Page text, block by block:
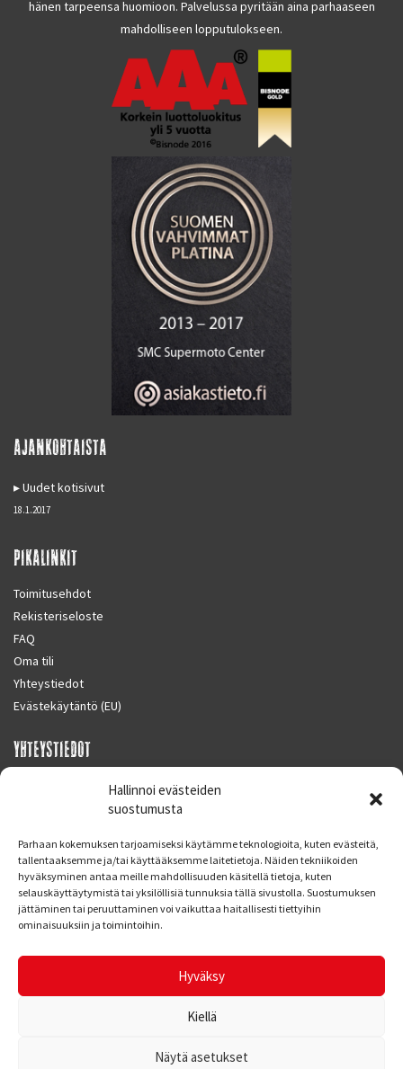
Hallinnoi evästeiden
suostumusta
Parhaan kokemuksen tarjoamiseksi käytämme teknologioita, kuten evästeitä,
tallentaaksemme ja/tai käyttääksemme laitetietoja. Näiden tekniikoiden
hyväksyminen antaa meille mahdollisuuden käsitellä tietoja, kuten
selauskäyttäytymistä tai yksilöllisiä tunnuksia tällä sivustolla. Suostumuksen
jättäminen tai peruuttaminen voi vaikuttaa haitallisesti tiettyihin
ominaisuuksiin ja toimintoihin.
Hyväksy
Kiellä
Näytä asetukset
hänen tarpeensa huomioon. Palvelussa pyritään aina parhaaseen
mahdolliseen lopputulokseen.
AJANKOHTAISTA
Uudet kotisivut
18.1.2017
PIKALINKIT
Toimitusehdot
Rekisteriseloste
FAQ
Oma tili
Yhteystiedot
Evästekäytäntö (EU)
YHTEYSTIEDOT
SUPERMOTO CENTER
Finland
Puh. 09 221 7088
info at supermotocenter.fi
Maanantai - Tiistai 09.00 - 17.00